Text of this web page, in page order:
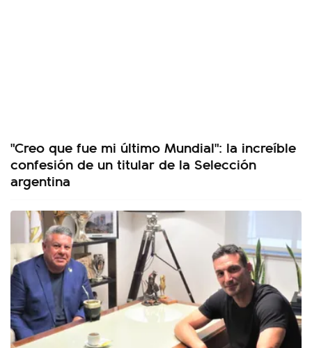
"Creo que fue mi último Mundial": la increíble
confesión de un titular de la Selección
argentina